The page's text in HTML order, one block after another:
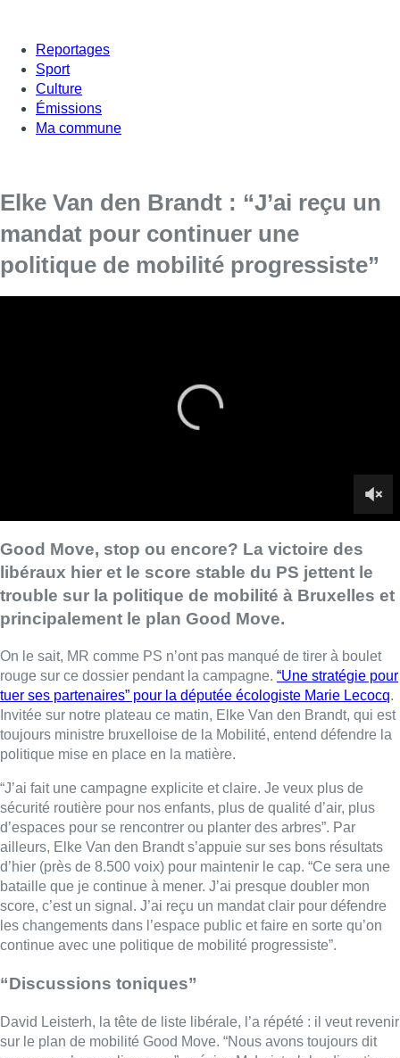
Reportages
Sport
Culture
Émissions
Ma commune
Elke Van den Brandt : “J’ai reçu un
mandat pour continuer une
politique de mobilité progressiste”
On le sait, MR comme PS n’ont pas manqué de tirer à boulet
Invitée sur notre plateau ce matin, Elke Van den Brandt, qui est
toujours ministre bruxelloise de la Mobilité, entend défendre la
“J’ai fait une campagne explicite et claire. Je veux plus de
sécurité routière pour nos enfants, plus de qualité d’air, plus
d’espaces pour se rencontrer ou planter des arbres”. Par
ailleurs, Elke Van den Brandt s’appuie sur ses bons résultats
d’hier (près de 8.500 voix) pour maintenir le cap. “Ce sera une
bataille que je continue à mener. J’ai presque doubler mon
score, c’est un signal. J’ai reçu un mandat clair pour défendre
les changements dans l’espace public et faire en sorte qu’on
continue avec une politique de mobilité progressiste”.
“Discussions toniques”
David Leisterh, la tête de liste libérale, l’a répété : il veut revenir
sur le plan de mobilité Good Move. “Nous avons toujours dit
que nous n’en voulions pas”, précise M. Leisterh lundi matin au
micro de La Première. Ce plan étant porté par la ministre
bruxelloise sortante de la Mobilité, Elke Van den Brandt, David
Leisterh prévoit des “discussions toniques” avec les Verts
flamands. Groen est en effet le premier parti néerlandophone à
Bruxelles avec près de 23% des voix dans le groupe
néerlandophone.
vote que j’ai eu”, a répondu Elke Van den Brandt. “Chaque vote
est un mandat pour continue à changer Bruxelles, alors
évidemment je vais défendre mon programme, mes valeurs et
mon parti”.